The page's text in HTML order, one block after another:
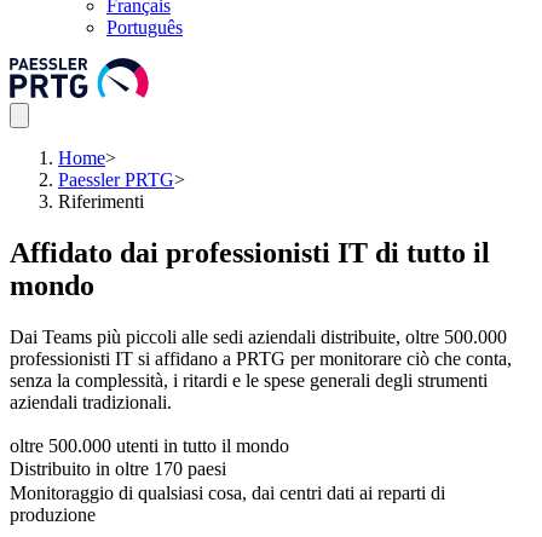
Français
Português
Home>
Paessler PRTG>
Riferimenti
Affidato dai professionisti IT di tutto il
mondo
Dai Teams più piccoli alle sedi aziendali distribuite, oltre 500.000
professionisti IT si affidano a PRTG per monitorare ciò che conta,
senza la complessità, i ritardi e le spese generali degli strumenti
aziendali tradizionali.
oltre 500.000 utenti in tutto il mondo
Distribuito in oltre 170 paesi
Monitoraggio di qualsiasi cosa, dai centri dati ai reparti di
produzione